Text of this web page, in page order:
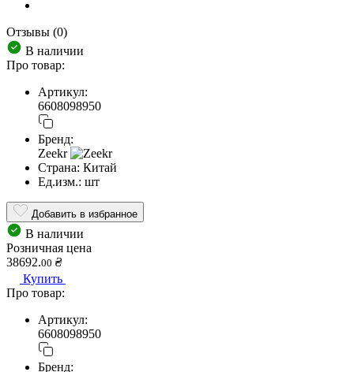
Отзывы (0)
В наличии
Про товар:
Артикул:
6608098950
Бренд:
Zeekr
Страна: Китай
Ед.изм.: шт
Добавить в избранное
В наличии
Розничная цена
38692.00 ₴
Купить
Про товар:
Артикул:
6608098950
Бренд: